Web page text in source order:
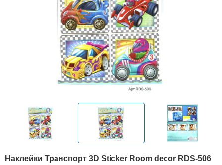
Наклейки Транспорт 3D Sticker Room decor RDS-506